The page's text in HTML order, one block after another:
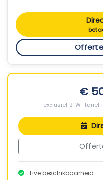
€
exclusief BTW ·
Live beschikbaarheid